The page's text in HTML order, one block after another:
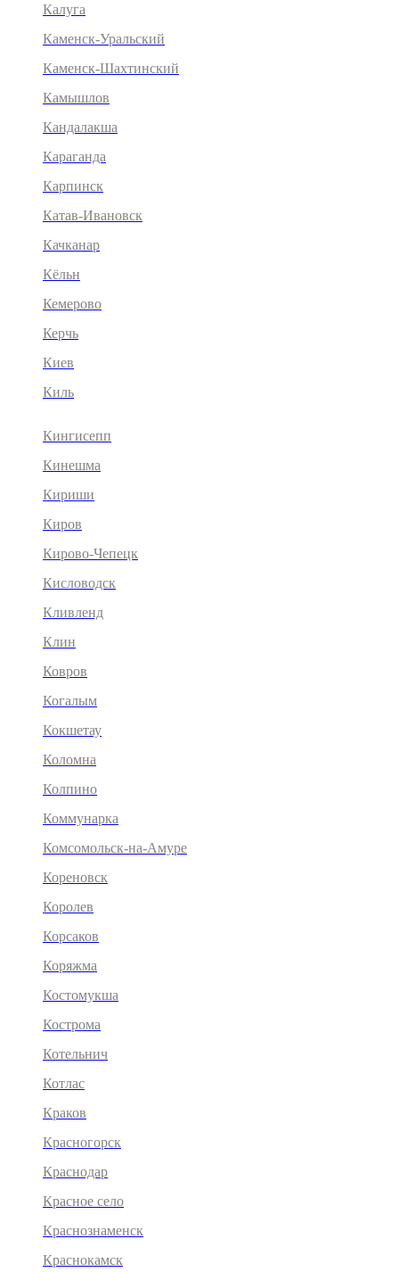
Калуга
Каменск-Уральский
Каменск-Шахтинский
Камышлов
Кандалакша
Караганда
Карпинск
Катав-Ивановск
Качканар
Кёльн
Кемерово
Керчь
Киев
Киль
Кингисепп
Кинешма
Кириши
Киров
Кирово-Чепецк
Кисловодск
Кливленд
Клин
Ковров
Когалым
Кокшетау
Коломна
Колпино
Коммунарка
Комсомольск-на-Амуре
Кореновск
Королев
Корсаков
Коряжма
Костомукша
Кострома
Котельнич
Котлас
Краков
Красногорск
Краснодар
Красное село
Краснознаменск
Краснокамск